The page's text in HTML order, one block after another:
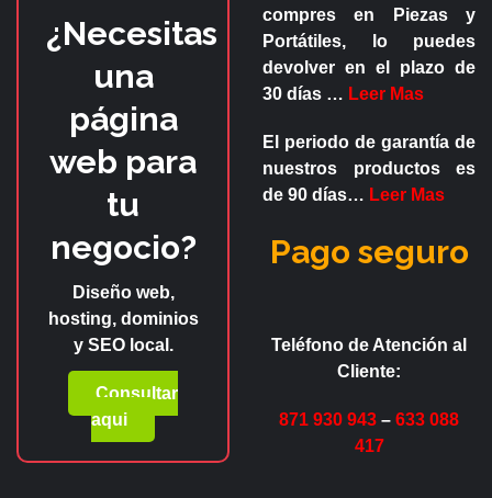
¿Necesitas
una
página
web para
tu
negocio?
Diseño web,
hosting, dominios
y SEO local.
Consultar
aqui
compres en
Piezas y
Portátiles, lo puedes
devolver en el plazo de
30 días … Leer Mas
El periodo de garantía de
nuestros productos es
de 90 días… Leer Mas
Pago seguro
Teléfono de Atención al
Cliente:
871 930 943 – 633 088
417